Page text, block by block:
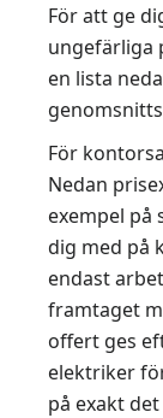
För att ge
ungefärliga
en lista
För
Nedan
exempel på
dig med på
endast
framtaget
offert ges
elektriker
på exakt